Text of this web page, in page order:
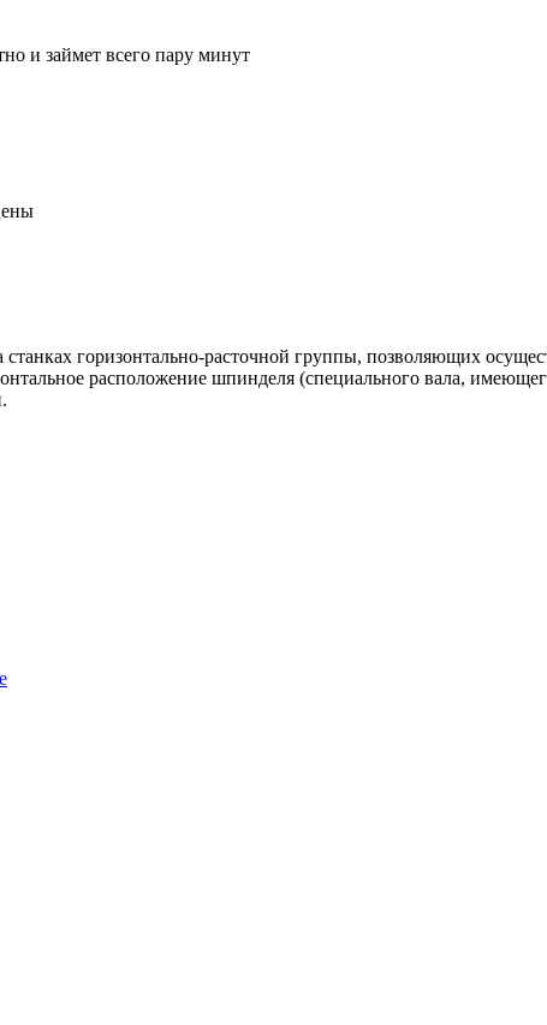
и займет всего пару минут
горизонтально-расточной группы, позволяющих
расположение шпинделя (специального вала,